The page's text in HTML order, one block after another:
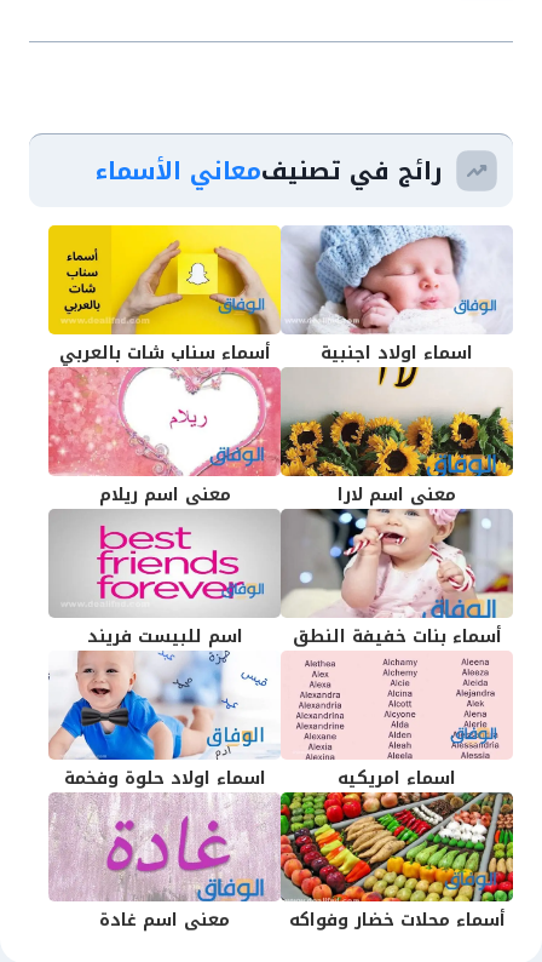
رائج في تصنيفمعاني الأسماء
اسماء اولاد اجنبية أسماء سناب شات بالعربي
معنى اسم لارا معنى اسم ريلام
أسماء بنات خفيفة النطق اسم للبيست فريند
اسماء امريكيه اسماء اولاد حلوة وفخمة
أسماء محلات خضار وفواكه معنى اسم غادة